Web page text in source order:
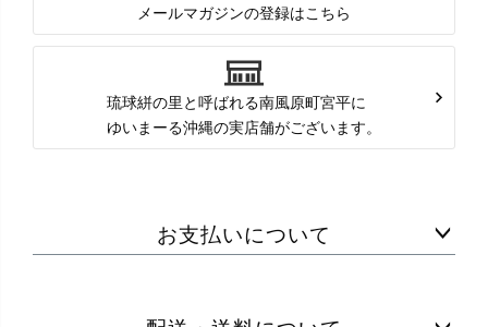
メールマガジンの登録はこちら
琉球絣の里と呼ばれる南風原町宮平に
ゆいまーる沖縄の実店舗がございます。
お支払いについて